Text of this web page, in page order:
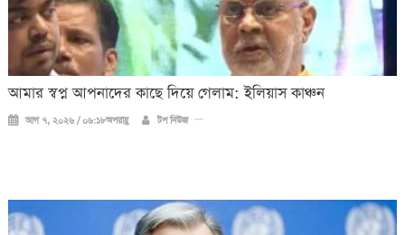
আমার স্বপ্ন আপনাদের কাছে দিয়ে গেলাম: ইলিয়াস কাঞ্চন
আগ ৭, ২০২৬ / ০৬:১৮অপরাহ্ণ টপ নিউজ